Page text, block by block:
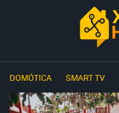
DOMÓTICA SMART TV